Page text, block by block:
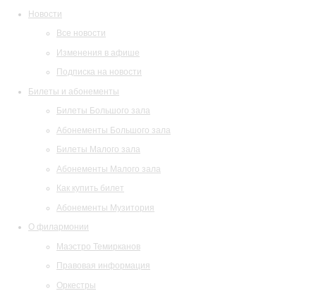
Новости
Все новости
Изменения в афише
Подписка на новости
Билеты и абонементы
Билеты Большого зала
Абонементы Большого зала
Билеты Малого зала
Абонементы Малого зала
Как купить билет
Абонементы Музитория
О филармонии
Маэстро Темирканов
Правовая информация
Оркестры